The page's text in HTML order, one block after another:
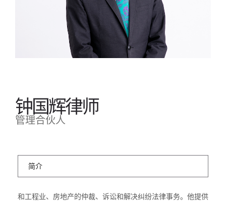
钟国辉律师
管理合伙人
简介
和工程业、房地产的仲裁、诉讼和解决纠纷法律事务。他提供